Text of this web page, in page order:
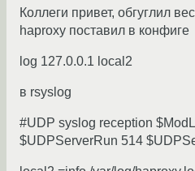
Коллеги привет, обгуглил
haproxy поставил в конфиге
log 127.0.0.1 local2
в rsyslog
#UDP syslog reception
$UDPServerRun 514